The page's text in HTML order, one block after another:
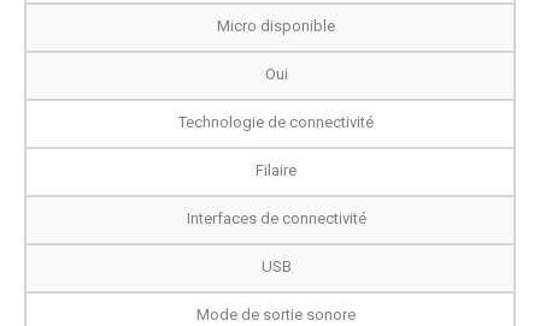
Micro disponible
Oui
Technologie de connectivité
Filaire
Interfaces de connectivité
USB
Mode de sortie sonore